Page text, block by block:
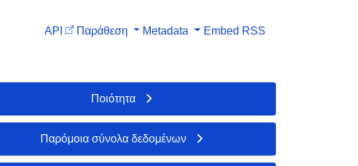
API Παράθεση Metadata Embed RSS
Ποιότητα
Παρόμοια σύνολα δεδομένων